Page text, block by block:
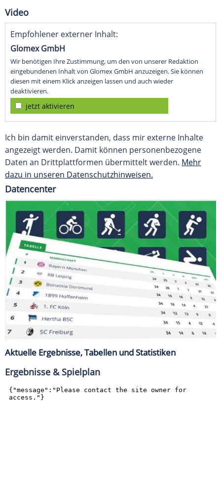
Video
Empfohlener externer Inhalt:
Glomex GmbH
Wir benötigen Ihre Zustimmung, um den von unserer Redaktion
eingebundenen Inhalt von Glomex GmbH anzuzeigen. Sie können
diesen mit einem Klick anzeigen lassen und auch wieder
deaktivieren.
jetzt aktivieren
Ich bin damit einverstanden, dass mir externe Inhalte
angezeigt werden. Damit können personenbezogene
Daten an Drittplattformen übermittelt werden. Mehr
dazu in unseren Datenschutzhinweisen.
Datencenter
Aktuelle Ergebnisse, Tabellen und Statistiken
Ergebnisse & Spielplan